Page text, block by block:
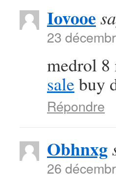
Iovooe
23
medrol
sale buy
Répondre
Obhnxg
26